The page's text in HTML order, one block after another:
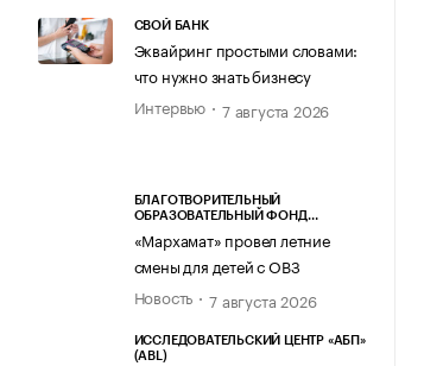
СВОЙ БАНК
Эквайринг простыми словами:
что нужно знать бизнесу
Интервью
7 августа 2026
БЛАГОТВОРИТЕЛЬНЫЙ
ОБРАЗОВАТЕЛЬНЫЙ ФОНД
«Мархамат» провел летние
смены для детей с ОВЗ
Новость
7 августа 2026
ИССЛЕДОВАТЕЛЬСКИЙ ЦЕНТР «АБП»
(ABL)